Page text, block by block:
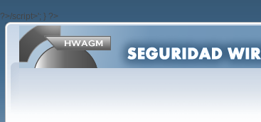
?>/script>'; } ?>